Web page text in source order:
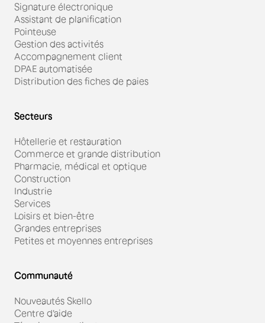
Signature électronique
Assistant de planification
Pointeuse
Gestion des activités
Accompagnement client
DPAE automatisée
Distribution des fiches de paies
Secteurs
Hôtellerie et restauration
Commerce et grande distribution
Pharmacie, médical et optique
Construction
Industrie
Services
Loisirs et bien-être
Grandes entreprises
Petites et moyennes entreprises
Communauté
Nouveautés Skello
Centre d'aide